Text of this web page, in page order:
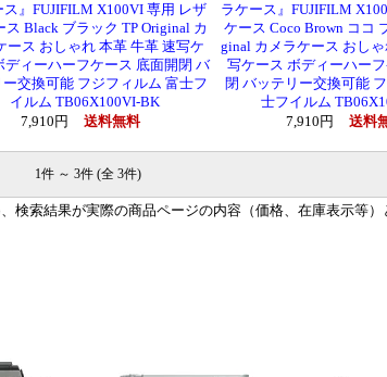
ス』FUJIFILM X100VI 専用 レザ
ス Black ブラック TP Original カ
ース おしゃれ 本革 牛革 速写ケ
ディーハーフケース 底面開閉 バ
ー交換可能 フジフィルム 富士フ
イルム TB06X100VI-BK
7,910円
送料無料
ラケース』FUJIFILM
ケース Coco Brown ココ
ginal カメラケース おし
写ケース ボディーハー
閉 バッテリー交換可能
士フイルム
7,910円
送料
1件 ～ 3件 (全 3件)
検索結果が実際の商品ページの内容（価格、在庫表示等）